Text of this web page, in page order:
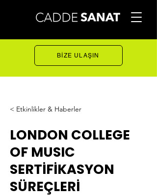
BİZE ULAŞIN
< Etkinlikler & Haberler
LONDON COLLEGE
OF MUSIC
SERTİFİKASYON
SÜREÇLERİ